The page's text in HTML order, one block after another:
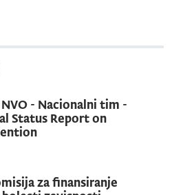
za izbor predstavnika
nevladinih organizacija u
NVO - Nacionalni tim -
Status Report on
za finansiranje